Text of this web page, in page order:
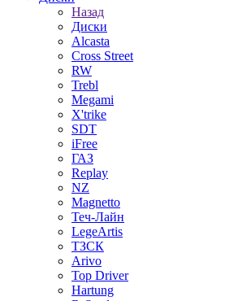
Назад
Диски
Alcasta
Cross Street
RW
Trebl
Megami
X'trike
SDT
iFree
ГАЗ
Replay
NZ
Magnetto
Теч-Лайн
LegeArtis
ТЗСК
Arivo
Top Driver
Hartung